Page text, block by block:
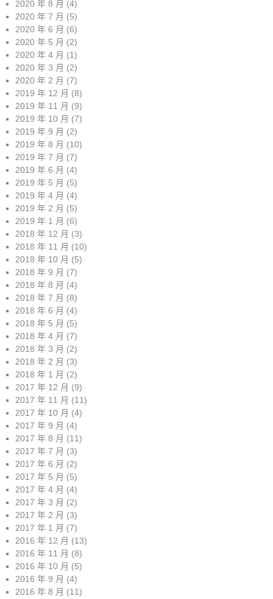
2020 年 8 月 (4)
2020 年 7 月 (5)
2020 年 6 月 (6)
2020 年 5 月 (2)
2020 年 4 月 (1)
2020 年 3 月 (2)
2020 年 2 月 (7)
2019 年 12 月 (8)
2019 年 11 月 (9)
2019 年 10 月 (7)
2019 年 9 月 (2)
2019 年 8 月 (10)
2019 年 7 月 (7)
2019 年 6 月 (4)
2019 年 5 月 (5)
2019 年 4 月 (4)
2019 年 2 月 (5)
2019 年 1 月 (6)
2018 年 12 月 (3)
2018 年 11 月 (10)
2018 年 10 月 (5)
2018 年 9 月 (7)
2018 年 8 月 (4)
2018 年 7 月 (8)
2018 年 6 月 (4)
2018 年 5 月 (5)
2018 年 4 月 (7)
2018 年 3 月 (2)
2018 年 2 月 (3)
2018 年 1 月 (2)
2017 年 12 月 (9)
2017 年 11 月 (11)
2017 年 10 月 (4)
2017 年 9 月 (4)
2017 年 8 月 (11)
2017 年 7 月 (3)
2017 年 6 月 (2)
2017 年 5 月 (5)
2017 年 4 月 (4)
2017 年 3 月 (2)
2017 年 2 月 (3)
2017 年 1 月 (7)
2016 年 12 月 (13)
2016 年 11 月 (8)
2016 年 10 月 (5)
2016 年 9 月 (4)
2016 年 8 月 (11)